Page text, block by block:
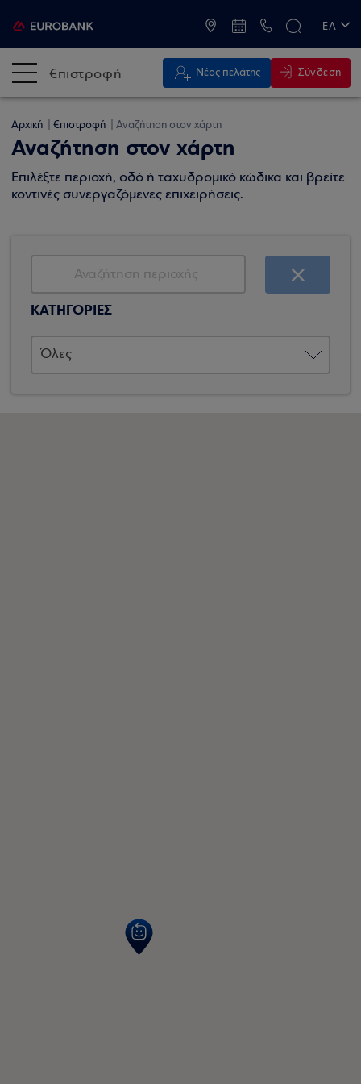
ΕΛ
€πιστροφή Νέος πελάτης Σύνδεση
Αρχική €πιστροφή Αναζήτηση στον χάρτη
Αναζήτηση στον χάρτη
Επιλέξτε περιοχή, οδό ή ταχυδρομικό κώδικα και βρείτε
κοντινές συνεργαζόμενες επιχειρήσεις.
ΚΑΤΗΓΟΡΙΕΣ